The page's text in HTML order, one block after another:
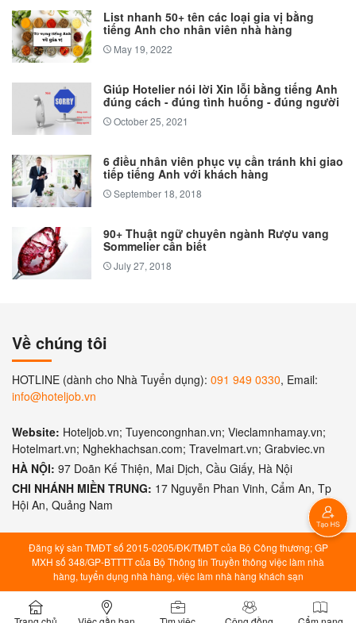
List nhanh 50+ tên các loại gia vị bằng
tiếng Anh cho nhân viên nhà hàng
May 19, 2022
Giúp Hotelier nói lời Xin lỗi bằng tiếng Anh
đúng cách - đúng tình huống - đúng người
October 25, 2021
6 điều nhân viên phục vụ cần tránh khi giao
tiếp tiếng Anh với khách hàng
September 18, 2018
90+ Thuật ngữ chuyên ngành Rượu vang
Sommelier cần biết
July 27, 2018
Về chúng tôi
HOTLINE (dành cho Nhà Tuyển dụng): 091 949 0330, Email:
info@hoteljob.vn
Website: Hoteljob.vn; Tuyencongnhan.vn; Vieclamnhamay.vn;
Hotelmart.vn; Nghekhachsan.com; Travelmart.vn; Grabviec.vn
HÀ NỘI: 97 Doãn Kế Thiện, Mai Dịch, Cầu Giấy, Hà Nội
CHI NHÁNH MIỀN TRUNG: 17 Nguyễn Phan Vinh, Cẩm An, Tp
Hội An, Quảng Nam
Đăng ký sàn TMĐT số 2015-0205/ĐK/TMĐT của Bộ Công thương; GP
MXH số 348/GP-BTTTT của Bộ Thông tin Truyền thông việc làm nhà
hàng, tuyển dụng nhà hàng, việc làm nhà hàng khách sạn